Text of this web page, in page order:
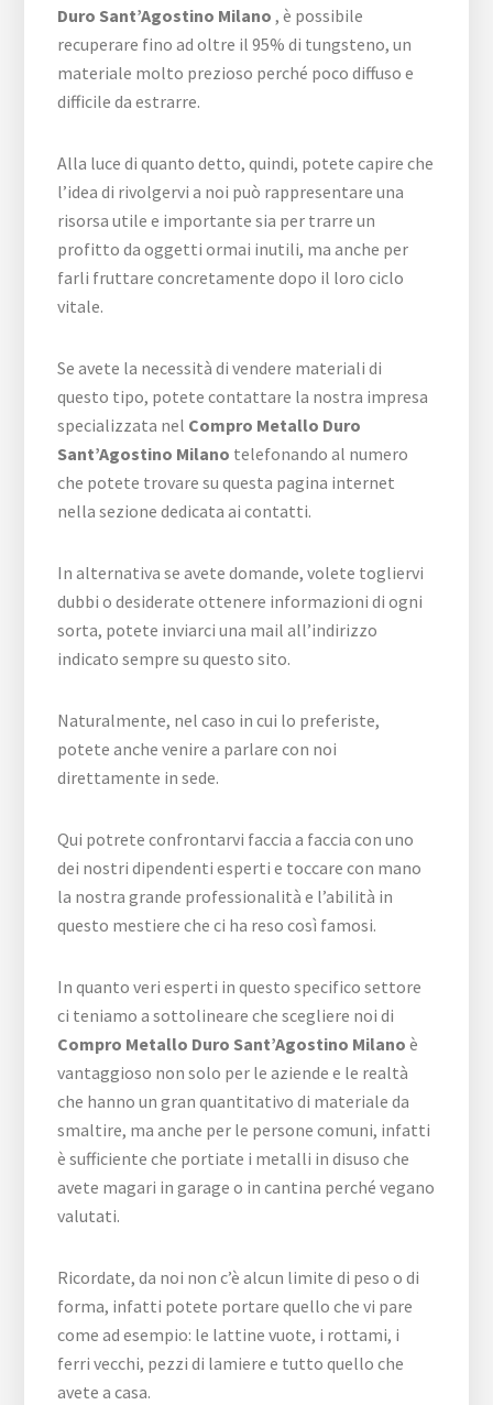
Duro Sant’Agostino Milano, è possibile
recuperare fino ad oltre il 95% di tungsteno, un
materiale molto prezioso perché poco diffuso e
difficile da estrarre.
Alla luce di quanto detto, quindi, potete capire che
l’idea di rivolgervi a noi può rappresentare una
risorsa utile e importante sia per trarre un
profitto da oggetti ormai inutili, ma anche per
farli fruttare concretamente dopo il loro ciclo
vitale.
Se avete la necessità di vendere materiali di
questo tipo, potete contattare la nostra impresa
specializzata nel Compro Metallo Duro
Sant’Agostino Milano telefonando al numero
che potete trovare su questa pagina internet
nella sezione dedicata ai contatti.
In alternativa se avete domande, volete togliervi
dubbi o desiderate ottenere informazioni di ogni
sorta, potete inviarci una mail all’indirizzo
indicato sempre su questo sito.
Naturalmente, nel caso in cui lo preferiste,
potete anche venire a parlare con noi
direttamente in sede.
Qui potrete confrontarvi faccia a faccia con uno
dei nostri dipendenti esperti e toccare con mano
la nostra grande professionalità e l’abilità in
questo mestiere che ci ha reso così famosi.
In quanto veri esperti in questo specifico settore
ci teniamo a sottolineare che scegliere noi di
Compro Metallo Duro Sant’Agostino Milanoè
vantaggioso non solo per le aziende e le realtà
che hanno un gran quantitativo di materiale da
smaltire, ma anche per le persone comuni, infatti
è sufficiente che portiate i metalli in disuso che
avete magari in garage o in cantina perché vegano
valutati.
Ricordate, da noi non c’è alcun limite di peso o di
forma, infatti potete portare quello che vi pare
come ad esempio: le lattine vuote, i rottami, i
ferri vecchi, pezzi di lamiere e tutto quello che
avete a casa.